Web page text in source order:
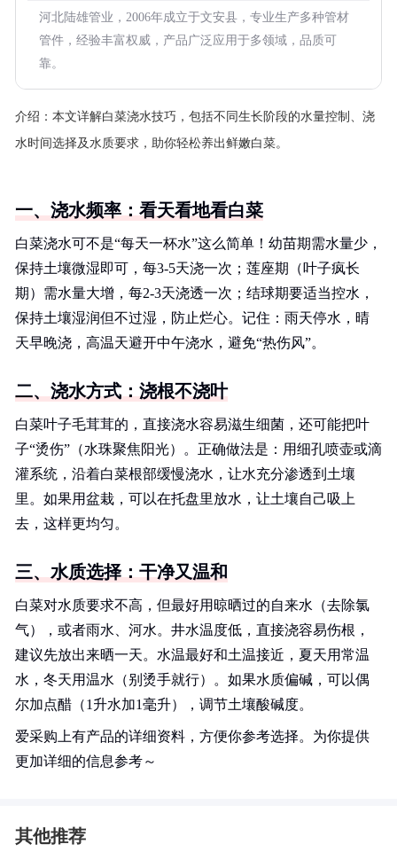
河北陆雄管业，2006年成立于文安县，专业生产多种管材
管件，经验丰富权威，产品广泛应用于多领域，品质可
靠。
介绍： 本文详解白菜浇水技巧，包括不同生长阶段的水量控制、浇
水时间选择及水质要求，助你轻松养出鲜嫩白菜。
一、浇水频率：看天看地看白菜
白菜浇水可不是“每天一杯水”这么简单！幼苗期需水量少，
保持土壤微湿即可，每3-5天浇一次；莲座期（叶子疯长
期）需水量大增，每2-3天浇透一次；结球期要适当控水，
保持土壤湿润但不过湿，防止烂心。记住：雨天停水，晴
天早晚浇，高温天避开中午浇水，避免“热伤风”。
二、浇水方式：浇根不浇叶
白菜叶子毛茸茸的，直接浇水容易滋生细菌，还可能把叶
子“烫伤”（水珠聚焦阳光）。正确做法是：用细孔喷壶或滴
灌系统，沿着白菜根部缓慢浇水，让水充分渗透到土壤
里。如果用盆栽，可以在托盘里放水，让土壤自己吸上
去，这样更均匀。
三、水质选择：干净又温和
白菜对水质要求不高，但最好用晾晒过的自来水（去除氯
气），或者雨水、河水。井水温度低，直接浇容易伤根，
建议先放出来晒一天。水温最好和土温接近，夏天用常温
水，冬天用温水（别烫手就行）。如果水质偏碱，可以偶
尔加点醋（1升水加1毫升），调节土壤酸碱度。
爱采购上有产品的详细资料，方便你参考选择。为你提供
更加详细的信息参考～
其他推荐